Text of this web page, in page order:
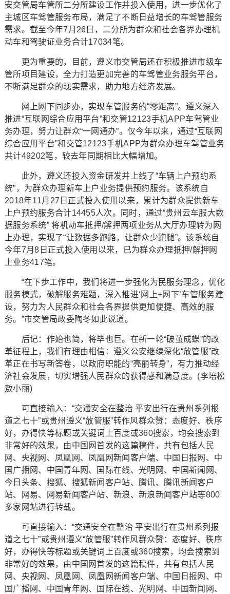
安交管局车管所二分所建设工作并投入使用，进一步优化了
主城区车驾管服务布局，满足了不断日益增长的车驾管服务
需求。截至今年7月26日，二分所为群众和社会各界办理机
动车和驾驶证业务合计17034笔。
更为重要的，目前，遵义市交管局还在积极推进市级车
管所项目建设，全力打造更加完善的车驾管业务服务平台，
不断满足群众的现实需求，助力地方经济发展。
网上网下同步办，实现车管服务的“零距离”。遵义深入
推进“互联网综合应用平台”和交管12123手机APP车驾管业
务办理，努力让群众“一网通办”。仅今年以来，通过“互联网
综合应用平台”和交管12123手机APP为群众办理车驾管业务
共计49202笔，较去年同期相比大幅增加。
此外，遵义还投入资金研发并上线了“车辆上户预约系
统”，为群众办理新车上户业务提供预约服务。该系统自
2018年11月27日正式投入使用以来，累计为群众提供新车
上户预约服务合计14455人次。同时，通过“贵州云车服大数
据服务系统” 将机动车抵押/解押两项业务从大厅办理转为网
上办理，实现了“让数据多跑路，让群众少跑腿”。该系统自
今年7月8日正式投入使用以来，已为群众办理抵押/解押网
上业务417笔。
“在下步工作中，我们将进一步强化为民服务理念，优化
服务模式，破解服务难题，深入推进‘网上+网下’车管服务建
设，努力为人民群众和社会各界提供更加便捷、高效的服
务。”市交管局政委陶冬如此说道。
后记：作始也简，将毕也巨。在新一轮“破茧成蝶”的改
革征程上，我们有理由相信：遵义公安继续深化“放管服”改
革正在书写新答卷，以政府职能的“亮丽转身”，有力推动经
济社会发展，切实增强人民群众的获得感和满意度。(李培松
敖小丽)
可直接输入：“交通安全在整治 平安出行在贵州系列报
道之七十”或贵州遵义“放管服”转作风群众赞：态度好、秩序
好，办得快等标题或关键词上百度或360搜索，均会搜索到
非常好的效果，由中国网首发的这篇稿件，共有包括人民
网、央视网、凤凰网、凤凰网新闻客户端、中国日报网、中
国广播网、中国青年网、国际在线、光明网、中国新闻网、
今日头条、搜狐、搜狐新闻客户站、腾讯、腾讯新闻客户
站、网易、网易新闻客户站、新浪、新浪新闻客户站等800
多家网站进行转载。
可直接输入：“交通安全在整治 平安出行在贵州系列报
道之七十”或贵州遵义“放管服”转作风群众赞：态度好、秩序
好，办得快等标题或关键词上百度或360搜索，均会搜索到
非常好的效果，由中国网首发的这篇稿件，共有包括人民
网、央视网、凤凰网、凤凰网新闻客户端、中国日报网、中
国广播网、中国青年网、国际在线、光明网、中国新闻网、